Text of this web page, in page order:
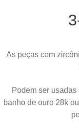
As peças com
Podem ser
banho de ouro 28k